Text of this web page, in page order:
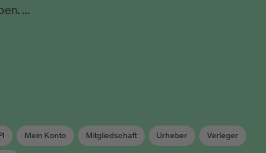
…
Mein Konto Mitgliedschaft Urheber Verleger